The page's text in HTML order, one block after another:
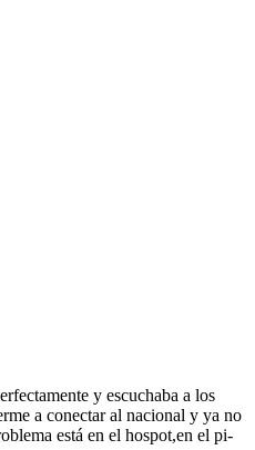
y escuchaba a los
a conectar al nacional y ya no
está en el hospot,en el pi-